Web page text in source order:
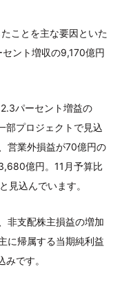
ことを主な要因といた
ント増収の9,170億円
パーセント増益の
部プロジェクトで見込
営業外損益が70億円の
億円。11月予算比
見込んでいます。
非支配株主損益の増加
に帰属する当期純利益
です。